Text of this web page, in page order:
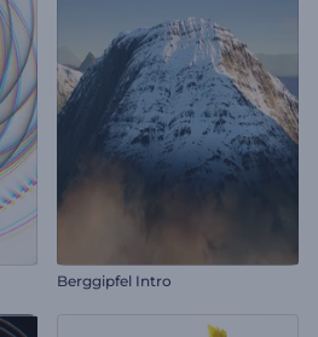
Berggipfel Intro